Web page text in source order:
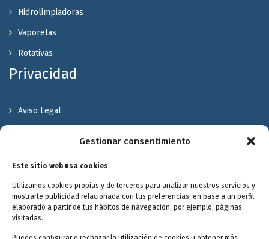
Gestionar consentimiento
Este sitio web usa cookies
Utilizamos cookies propias y de terceros para analizar nuestros servicios y
mostrarte publicidad relacionada con tus preferencias, en base a un perfil
elaborado a partir de tus hábitos de navegación, por ejemplo, páginas
visitadas.
Hidrolimpiadoras
Vaporetas
Rotativas
Privacidad
Aviso Legal
Valóranos